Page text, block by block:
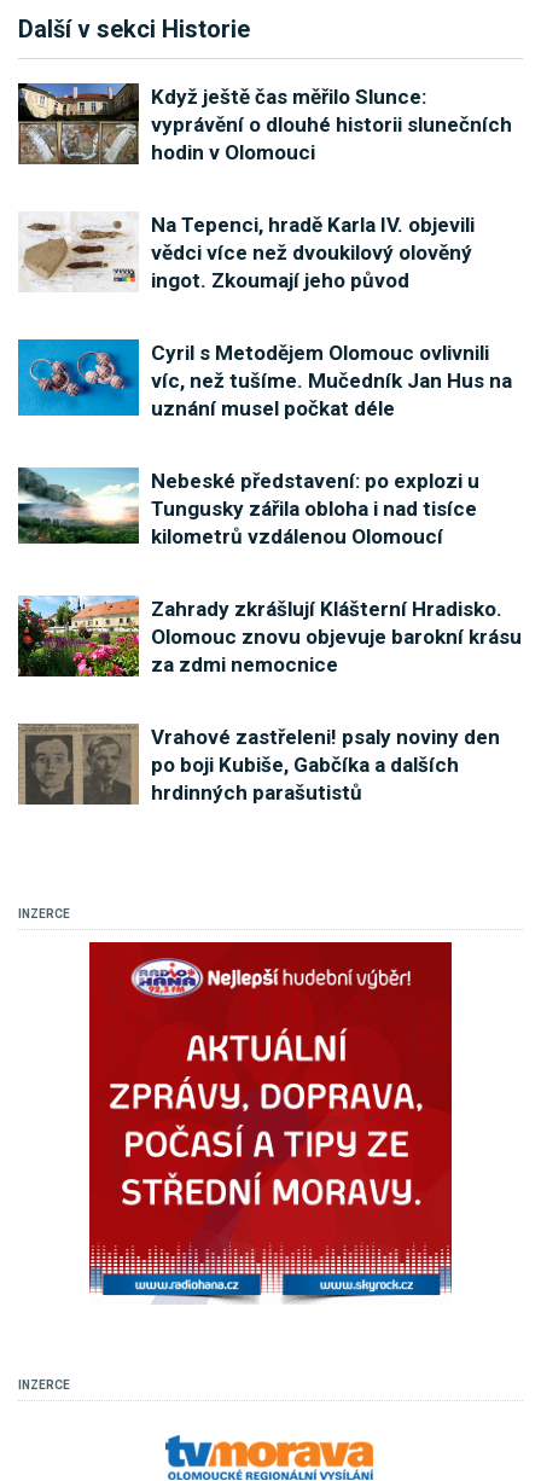
Další v sekci Historie
Když ještě čas měřilo Slunce:
vyprávění o dlouhé historii slunečních
hodin v Olomouci
Na Tepenci, hradě Karla IV. objevili
vědci více než dvoukilový olověný
ingot. Zkoumají jeho původ
Cyril s Metodějem Olomouc ovlivnili
víc, než tušíme. Mučedník Jan Hus na
uznání musel počkat déle
Nebeské představení: po explozi u
Tungusky zářila obloha i nad tisíce
kilometrů vzdálenou Olomoucí
Zahrady zkrášlují Klášterní Hradisko.
Olomouc znovu objevuje barokní krásu
za zdmi nemocnice
Vrahové zastřeleni! psaly noviny den
po boji Kubiše, Gabčíka a dalších
hrdinných parašutistů
INZERCE
INZERCE